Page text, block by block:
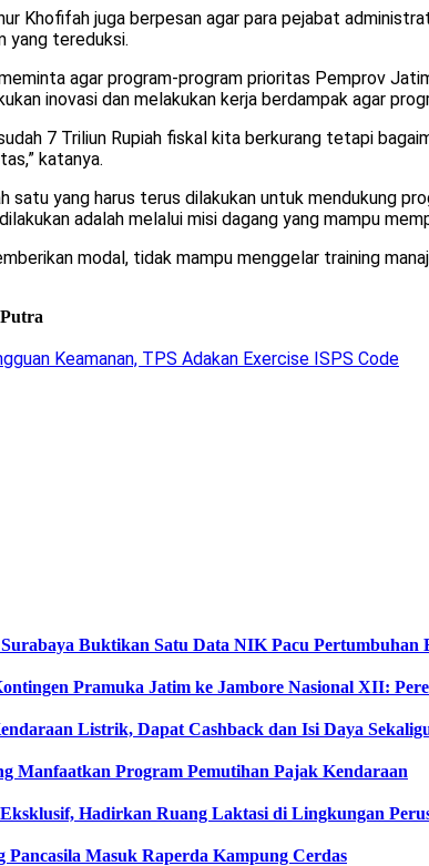
Khofifah juga berpesan agar para pejabat
yang tereduksi.
agar program-program prioritas Pemprov
inovasi dan melakukan kerja berdampak agar
7 Triliun Rupiah fiskal kita berkurang tetapi
katanya.
satu yang harus terus dilakukan untuk mendukung
adalah melalui misi dagang yang mampu
modal, tidak mampu menggelar training
Keamanan, TPS Adakan Exercise ISPS Code
Buktikan Satu Data NIK Pacu Pertumbuhan
Pramuka Jatim ke Jambore Nasional XII:
Listrik, Dapat Cashback dan Isi Daya
Manfaatkan Program Pemutihan Pajak Kendaraan
Hadirkan Ruang Laktasi di Lingkungan
Masuk Raperda Kampung Cerdas